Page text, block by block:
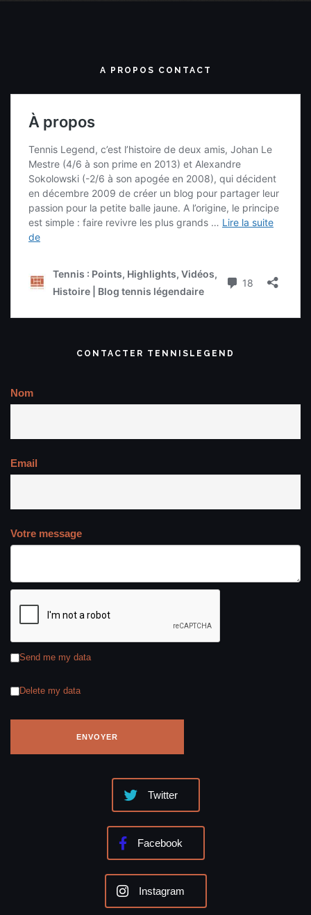
A PROPOS CONTACT
CONTACTER TENNISLEGEND
Nom
Email
Votre message
Send me my data
Delete my data
Twitter
Facebook
Instagram